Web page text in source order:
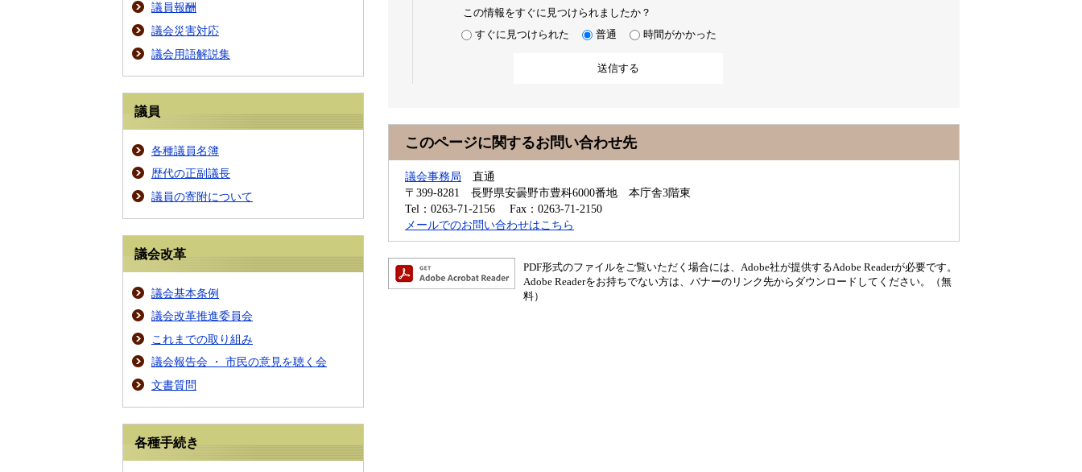
この情報をすぐに見つけられましたか？
すぐに見つけられた
普通 時間がかかった
このページに関するお問い合わせ先
議会事務局
直通
〒399-8281
長野県安曇野市豊科6000番地 本庁舎3階東
Tel：0263-71-2156
Fax：0263-71-2150
メールでのお問い合わせはこちら
PDF形式のファイルをご覧いただく場合には、Adobe社が提供するAdobe Readerが必要です。
Adobe Readerをお持ちでない方は、バナーのリンク先からダウンロードしてください。（無
料）
議員報酬
議会災害対応
議会用語解説集
議員
各種議員名簿
歴代の正副議長
議員の寄附について
議会改革
議会基本条例
議会改革推進委員会
これまでの取り組み
議会報告会 ・ 市民の意見を聴く会
文書質問
各種手続き